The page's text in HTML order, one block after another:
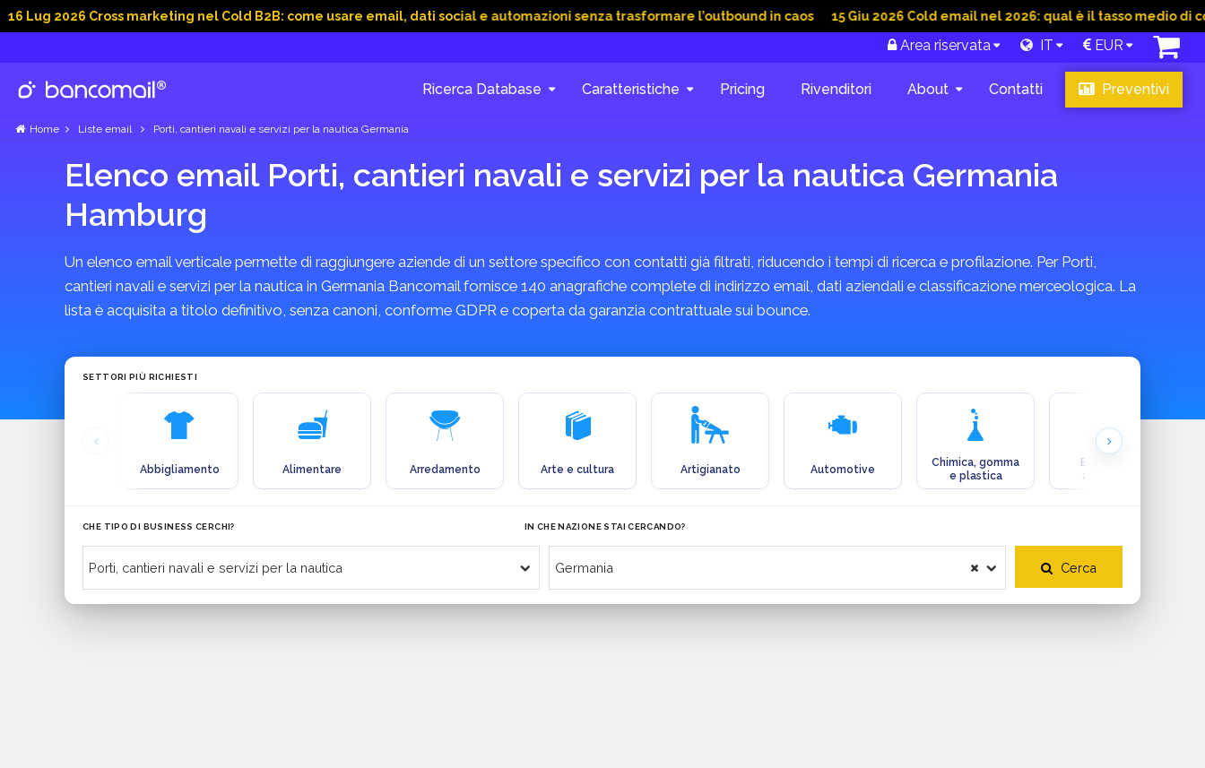
2026 Cross marketing nel Cold B2B: come usare email, dati social e automazioni senza trasformare l’outbound in caos 15 Giu 2026 Cold email nel 2026: qual è il tasso medio di
Area riservata IT EUR
Ricerca Database Caratteristiche Pricing Rivenditori About Contatti Preventivi
Home Liste email Porti, cantieri navali e servizi per la nautica Germania
Elenco email Porti, cantieri navali e servizi per la nautica Germania
Hamburg
Un elenco email verticale permette di raggiungere aziende di un settore specifico con contatti già filtrati, riducendo i tempi di ricerca e profilazione. Per Porti,
cantieri navali e servizi per la nautica in Germania Bancomail fornisce 140 anagrafiche complete di indirizzo email, dati aziendali e classificazione merceologica. La
lista è acquisita a titolo definitivo, senza canoni, conforme GDPR e coperta da garanzia contrattuale sui bounce.
SETTORI PIÙ RICHIESTI
Abbigliamento Alimentare Arredamento Arte e cultura Artigianato Automotive
Chimica, gomma
e plastica
Ecologia e
ambiente
CHE TIPO DI BUSINESS CERCHI? IN CHE NAZIONE STAI CERCANDO?
Cerca